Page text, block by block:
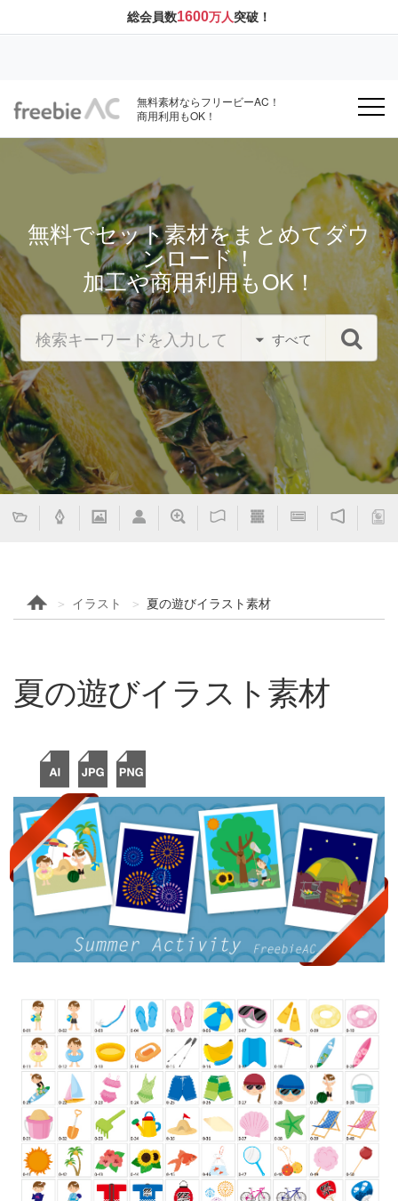
総会員数1600万人突破！
無料素材ならフリービーAC！
商用利用もOK！
無料でセット素材をまとめてダウ
ンロード！
加工や商用利用もOK！
すべて
イラスト 夏の遊びイラスト素材
夏の遊びイラスト素材